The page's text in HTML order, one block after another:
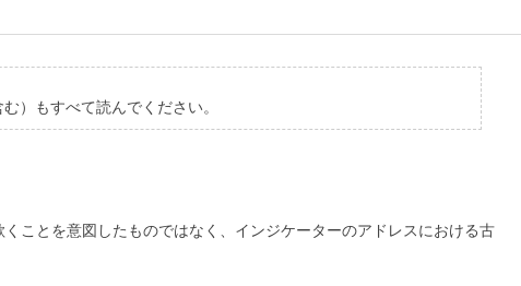
）もすべて読んでください。
ことを意図したものではなく、インジケーターのアドレスにおける古